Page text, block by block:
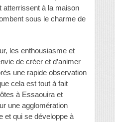
atterrissent à la maison
sous le charme de
les enthousiasme et
de créer et d’animer
une rapide observation
cela est tout à fait
à Essaouira et
une agglomération
et qui se développe à